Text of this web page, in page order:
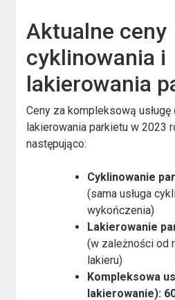
Aktualne ceny
cyklinowania i
lakierowania
Ceny za kompleksową
lakierowania parkietu w 2023
następująco:
Cyklinowanie
(sama usługa
wykończenia)
Lakierowanie
(w zależności od
lakieru)
Kompleksowa
lakierowanie):